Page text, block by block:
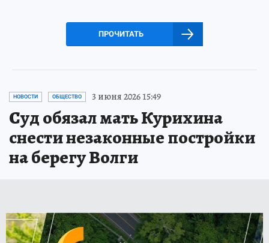
ПРОЧИТАТЬ
НОВОСТИ ОБЩЕСТВО 3 июня 2026 15:49
Суд обязал мать Курихина
снести незаконные постройки
на берегу Волги